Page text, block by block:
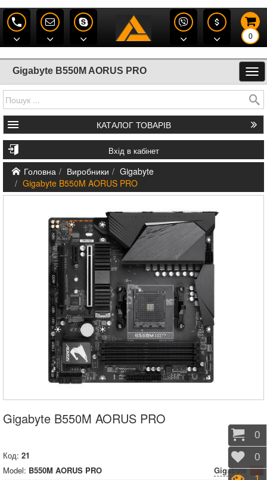
0
Gigabyte B550M AORUS PRO
КАТАЛОГ ТОВАРІВ
Вхід в кабінет
Головна Виробники
Gigabyte
Gigabyte B550M AORUS PRO
Gigabyte B550M AORUS PRO
Код: 21
Model: B550M AORUS PRO Gigabyte
0
0